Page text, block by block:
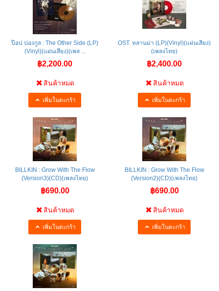
ป๊อป ปองกูล : The Other Side (LP)
(Vinyl)(แผ่นเสียง)(เพล ...
฿2,200.00
สินค้าหมด
เพิ่มในตะกร้า
OST. หลานม่า (LP)(Vinyl)(แผ่นเสียง)
(เพลงไทย)
฿2,400.00
สินค้าหมด
เพิ่มในตะกร้า
BILLKIN : Grow With The Flow
(Version3)(CD)(เพลงไทย)
฿690.00
สินค้าหมด
เพิ่มในตะกร้า
BILLKIN : Grow With The Flow
(Version2)(CD)(เพลงไทย)
฿690.00
สินค้าหมด
เพิ่มในตะกร้า